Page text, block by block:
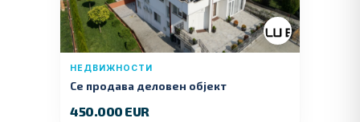
НЕДВИЖНОСТИ
Се продава деловен објект
450.000 EUR